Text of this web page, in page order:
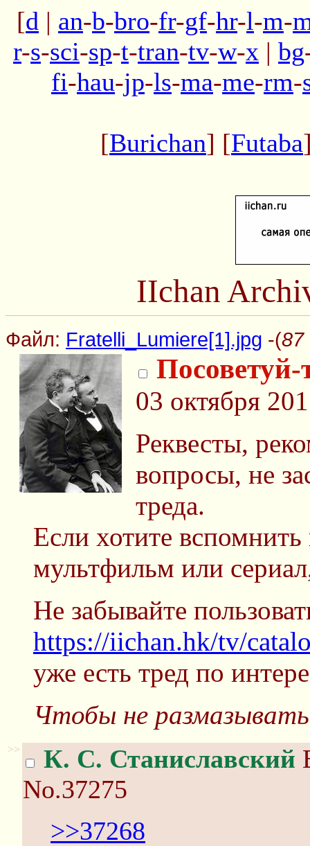
[d | an-b-bro-fr-gf-hr-l-m-
r-s-sci-sp-t-tran-tv-w-x | bg
fi-hau-jp-ls-ma-me-rm-
[Burichan] [Futaba
IIchan
Файл: Fratelli_Lumiere[1].jpg -(87
Посоветуй-
03 октября
Реквесты,
вопросы, не
треда.
Если хотите
мультфильм или
Не забывайте
https://iichan.hk/tv/
уже есть тред по
Чтобы не размазывать
>> К. С. Станиславский
No.37275
>>37268